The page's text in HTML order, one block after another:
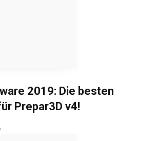
2019: Die besten
Prepar3D v4!